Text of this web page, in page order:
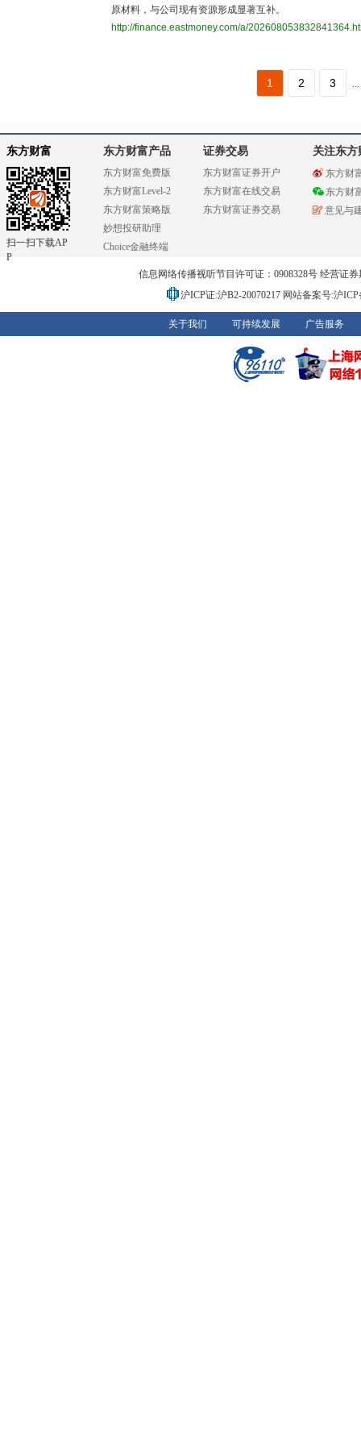
原材料，与公司现有资源形成显著互补。
http://finance.eastmoney.com/a/
1 2 3 ...
东方财富
扫一扫下载AP
P
东方财富产品
东方财富免费版
东方财富Level-2
东方财富策略版
妙想投研助理
Choice金融终端
证券交易
东方财富证券开户
东方财富在线交易
东方财富证券交易
关注东方
东方财
东方财
意见与
信息网络传播视听节目许可证：0908328号 经营证
沪ICP证:沪B2-20070217 网站备案号:沪
关于我们 可持续发展 广告服务